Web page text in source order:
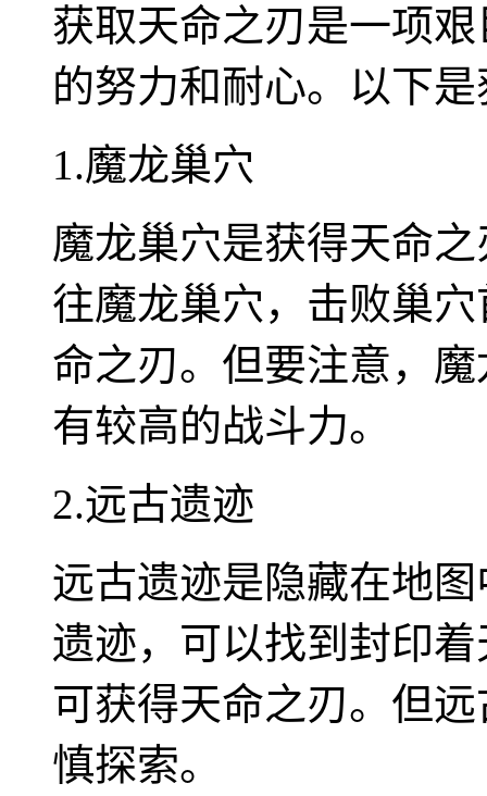
获取天命之刃是一项
的努力和耐心。以下
1.魔龙巢穴
魔龙巢穴是获得天命
往魔龙巢穴，击败巢
命之刃。但要注意，
有较高的战斗力。
2.远古遗迹
远古遗迹是隐藏在地
遗迹，可以找到封印
可获得天命之刃。但
慎探索。